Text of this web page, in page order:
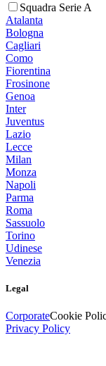
Squadra Serie A
Atalanta
Bologna
Cagliari
Como
Fiorentina
Frosinone
Genoa
Inter
Juventus
Lazio
Lecce
Milan
Monza
Napoli
Parma
Roma
Sassuolo
Torino
Udinese
Venezia
Legal
CorporateCookie
Privacy Policy